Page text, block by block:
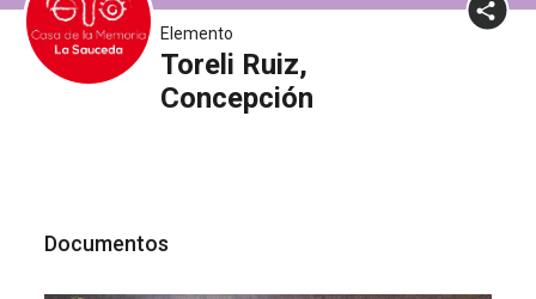
Elemento
Toreli Ruiz,
Concepción
Documentos